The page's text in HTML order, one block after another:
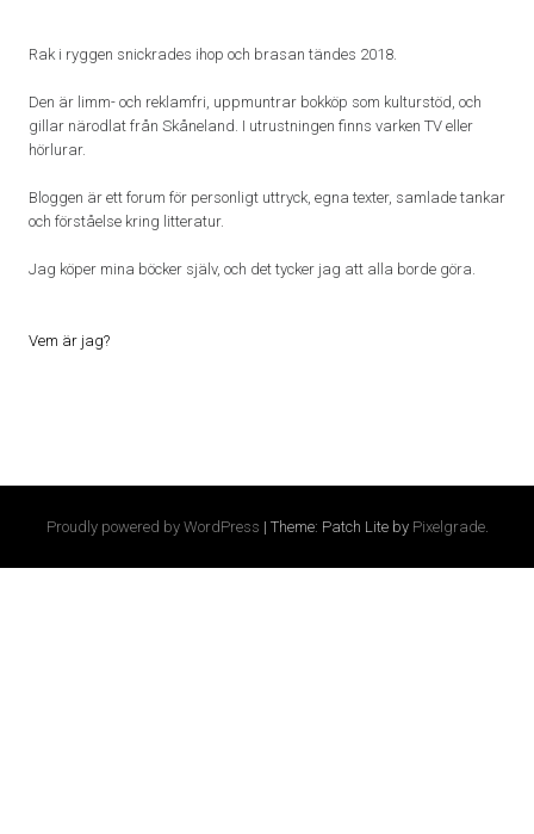
Rak i ryggen snickrades ihop och brasan tändes 2018.
Den är limm- och reklamfri, uppmuntrar bokköp som kulturstöd, och
gillar närodlat från Skåneland. I utrustningen finns varken TV eller
hörlurar.
Bloggen är ett forum för personligt uttryck, egna texter, samlade tankar
och förståelse kring litteratur.
Jag köper mina böcker själv, och det tycker jag att alla borde göra.
Vem är jag?
Proudly powered by WordPress | Theme: Patch Lite by Pixelgrade.